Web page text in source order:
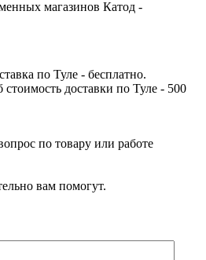
магазинов Катод -
по Туле - бесплатно.
стоимость доставки по Туле - 500
по товару или работе
вам помогут.